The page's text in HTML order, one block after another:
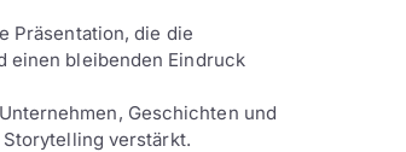
Präsentation, die die
einen bleibenden Eindruck
Geschichten und
verstärkt.